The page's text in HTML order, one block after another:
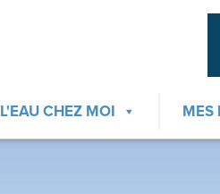
L'EAU CHEZ MOI MES